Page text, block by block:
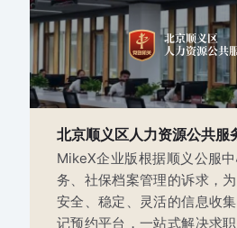
北京顺义区人力资源公共服
MikeX企业版根据顺义公服
务、社保档案管理的诉求，
安全、稳定、灵活的信息收
记预约平台，一站式解决求